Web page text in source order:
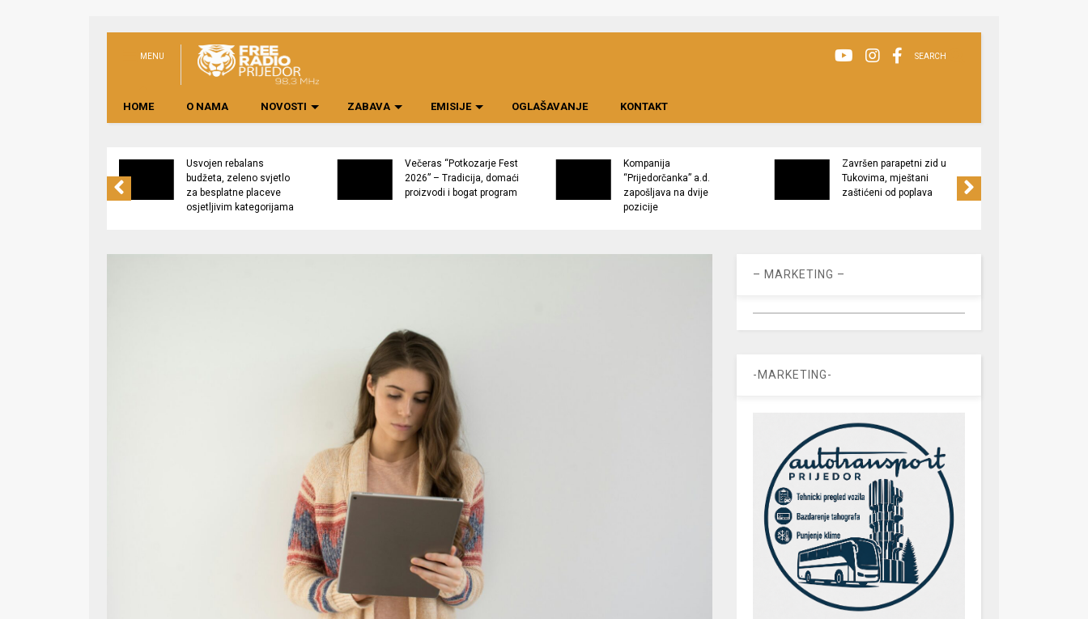
MENU SEARCH
HOME O NAMA NOVOSTI ZABAVA EMISIJE OGLAŠAVANJE KONTAKT
Usvojen rebalans
budžeta, zeleno svjetlo
za besplatne placeve
osjetljivim kategorijama
Večeras “Potkozarje Fest
2026” – Tradicija, domaći
proizvodi i bogat program
Kompanija
“Prijedorčanka” a.d.
zapošljava na dvije
pozicije
Završen parapetni zid u
Tukovima, mještani
zaštićeni od poplava
– MARKETING –
-MARKETING-